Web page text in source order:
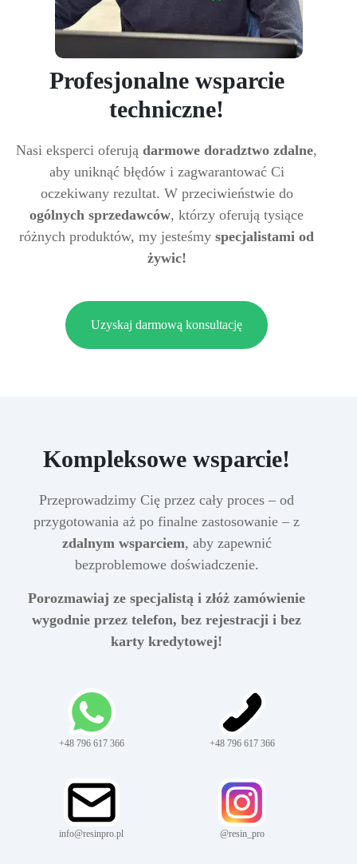
Profesjonalne wsparcie
techniczne!
Nasi eksperci oferują darmowe doradztwo zdalne,
aby uniknąć błędów i zagwarantować Ci
oczekiwany rezultat. W przeciwieństwie do
ogólnych sprzedawców, którzy oferują tysiące
różnych produktów, my jesteśmy specjalistami od
żywic!
Uzyskaj darmową konsultację
Kompleksowe wsparcie!
Przeprowadzimy Cię przez cały proces – od
przygotowania aż po finalne zastosowanie – z
zdalnym wsparciem, aby zapewnić
bezproblemowe doświadczenie.
Porozmawiaj ze specjalistą i złóż zamówienie
wygodnie przez telefon, bez rejestracji i bez
karty kredytowej!
+48 796 617 366 +48 796 617 366
info@resinpro.pl @resin_pro